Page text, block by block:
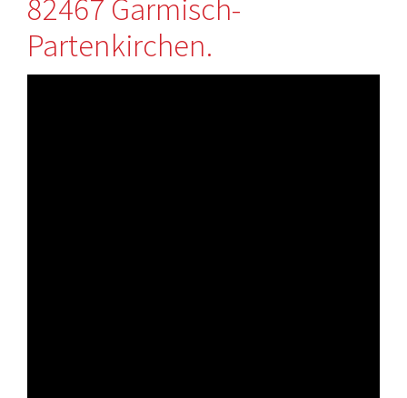
82467 Garmisch-
Partenkirchen.